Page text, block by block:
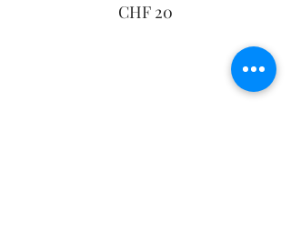
CHF 20